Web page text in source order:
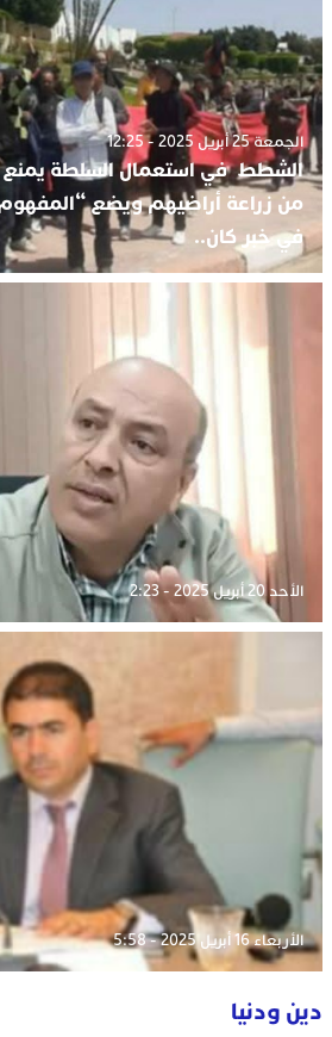
الجمعة 25 أبريل 2025 - 12:25
الشطط في استعمال السلطة يمنع
من زراعة أراضيهم ويضع
في خبر كان..
الأحد 20 أبريل 2025 - 2:23
الأربعاء 16 أبريل 2025 - 5:58
دين ودنيا